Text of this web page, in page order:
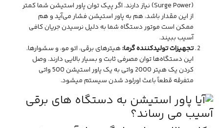
(Surge Power) نیاز دارند. اگر پیک توان پاور استیشن شما کمتر
از این مقدار باشد، هم به پاور استیشن فشار می‌آید و هم
ممکن است موتور دستگاه شما به دلیل نرسیدن جریان کافی
آسیب ببیند.
تجهیزات تولیدکننده گرما:هیترهای برقی، اتو مو، و سشوارها.
این دستگاه‌ها توان مصرفی ثابت و بسیار بالایی دارند. وصل
کردن یک هیتر 2000 واتی به یک پاور استیشن 500 واتی
متفرقه قطعاً باعث اورلود شدن سیستم میشود.